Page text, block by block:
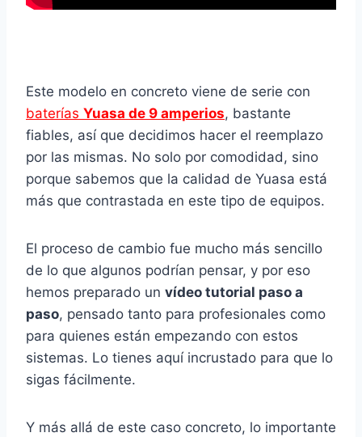
Este modelo en concreto viene de serie con
baterías Yuasa de 9 amperios, bastante
fiables, así que decidimos hacer el reemplazo
por las mismas. No solo por comodidad, sino
porque sabemos que la calidad de Yuasa está
más que contrastada en este tipo de equipos.
El proceso de cambio fue mucho más sencillo
de lo que algunos podrían pensar, y por eso
hemos preparado un vídeo tutorial paso a
paso, pensado tanto para profesionales como
para quienes están empezando con estos
sistemas. Lo tienes aquí incrustado para que lo
sigas fácilmente.
Y más allá de este caso concreto, lo importante